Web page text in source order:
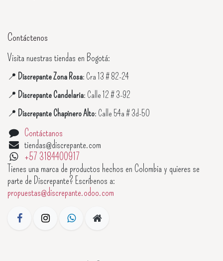
Contáctenos
Visita nuestras tiendas en Bogotá:
📍 Discrepante Zona Rosa: Cra 13 # 82-24
📍 Discrepante Candelaria: Calle 12 # 3-92
📍 Discrepante Chapinero Alto: Calle 54a # 3d-50
Contáctanos
tiendas@discrepante.com
+57 3184400917
Tienes una marca de productos hechos en Colombia y quieres se
parte de Discrepante? Escríbenos a:
propuestas@discrepante.odoo.com